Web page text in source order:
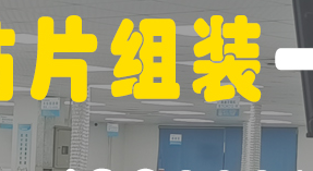
通讯模块类
消费电子类
出厂质量审核